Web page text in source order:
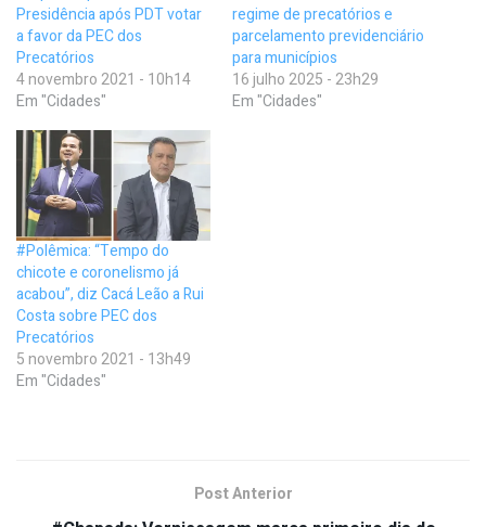
Presidência após PDT votar
a favor da PEC dos
Precatórios
4 novembro 2021 - 10h14
Em "Cidades"
regime de precatórios e
parcelamento previdenciário
para municípios
16 julho 2025 - 23h29
Em "Cidades"
#Polêmica: “Tempo do
chicote e coronelismo já
acabou”, diz Cacá Leão a Rui
Costa sobre PEC dos
Precatórios
5 novembro 2021 - 13h49
Em "Cidades"
Post Anterior